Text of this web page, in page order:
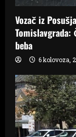
Vozač iz
beba
6 kolovoza,